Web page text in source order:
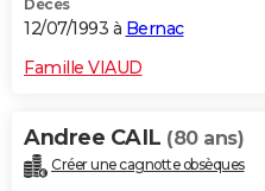
Décès
12/07/1993 à Bernac
Famille VIAUD
Andree CAIL (80 ans)
Créer une cagnotte obsèques